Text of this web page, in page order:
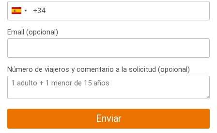
España
+34
Email (opcional)
Número de viajeros y comentario a la solicitud (opcional)
Enviar